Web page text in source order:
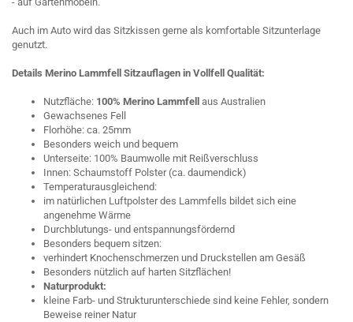
Auch im Auto wird das Sitzkissen gerne als komfortable Sitzunterlage
genutzt.
Details Merino Lammfell Sitzauflagen in Vollfell Qualität:
Nutzfläche: 100% Merino Lammfell aus Australien
Gewachsenes Fell
Florhöhe: ca. 25mm
Besonders weich und bequem
Unterseite: 100% Baumwolle mit Reißverschluss
Innen: Schaumstoff Polster (ca. daumendick)
Temperaturausgleichend:
im natürlichen Luftpolster des Lammfells bildet sich eine
angenehme Wärme
Durchblutungs- und entspannungsfördernd
Besonders bequem sitzen:
verhindert Knochenschmerzen und Druckstellen am Gesäß
Besonders nützlich auf harten Sitzflächen!
Naturprodukt:
kleine Farb- und Strukturunterschiede sind keine Fehler, sondern
Beweise reiner Natur